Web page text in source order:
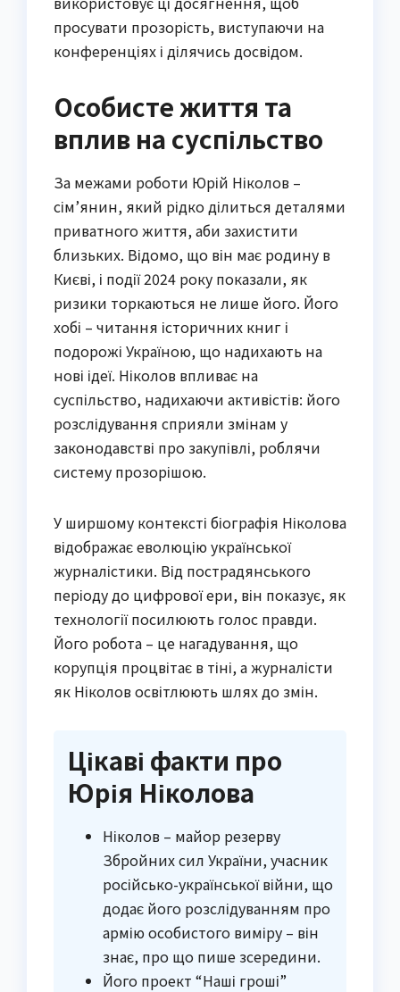
просувати прозорість, виступаючи на
конференціях і ділячись досвідом.
Особисте життя та
вплив на суспільство
За межами роботи Юрій Ніколов –
сім’янин, який рідко ділиться деталями
приватного життя, аби захистити
близьких. Відомо, що він має родину в
Києві, і події 2024 року показали, як
ризики торкаються не лише його. Його
хобі – читання історичних книг і
подорожі Україною, що надихають на
нові ідеї. Ніколов впливає на
суспільство, надихаючи активістів: його
розслідування сприяли змінам у
законодавстві про закупівлі, роблячи
систему прозорішою.
У ширшому контексті біографія Ніколова
відображає еволюцію української
журналістики. Від пострадянського
періоду до цифрової ери, він показує, як
технології посилюють голос правди.
Його робота – це нагадування, що
корупція процвітає в тіні, а журналісти
як Ніколов освітлюють шлях до змін.
Цікаві факти про
Юрія Ніколова
Ніколов – майор резерву
Збройних сил України, учасник
російсько-української війни, що
додає його розслідуванням про
армію особистого виміру – він
знає, про що пише зсередини.
Його проект “Наші гроші”